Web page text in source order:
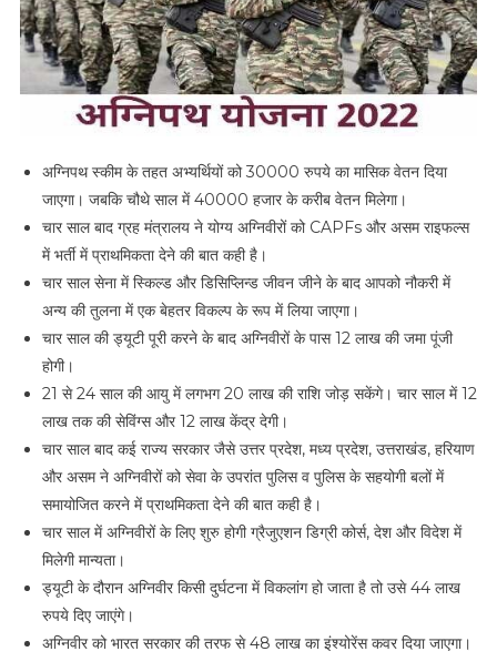
अग्निपथ स्कीम के तहत अभ्यर्थियों को 30000 रुपये का मासिक वेतन दिया
जाएगा। जबकि चौथे साल में 40000 हजार के करीब वेतन मिलेगा।
चार साल बाद ग्रह मंत्रालय ने योग्य अग्निवीरों को CAPFs और असम राइफल्स
में भर्ती में प्राथमिकता देने की बात कही है।
चार साल सेना में स्किल्ड और डिसिप्लिन्ड जीवन जीने के बाद आपको नौकरी में
अन्य की तुलना में एक बेहतर विकल्प के रूप में लिया जाएगा।
चार साल की ड्यूटी पूरी करने के बाद अग्निवीरों के पास 12 लाख की जमा पूंजी
होगी।
21 से 24 साल की आयु में लगभग 20 लाख की राशि जोड़ सकेंगे। चार साल में 12
लाख तक की सेविंग्स और 12 लाख केंद्र देगी।
चार साल बाद कई राज्य सरकार जैसे उत्तर प्रदेश, मध्य प्रदेश, उत्तराखंड, हरियाण
और असम ने अग्निवीरों को सेवा के उपरांत पुलिस व पुलिस के सहयोगी बलों में
समायोजित करने में प्राथमिकता देने की बात कही है।
चार साल में अग्निवीरों के लिए शुरु होगी ग्रैजुएशन डिग्री कोर्स, देश और विदेश में
मिलेगी मान्यता।
ड्यूटी के दौरान अग्निवीर किसी दुर्घटना में विकलांग हो जाता है तो उसे 44 लाख
रुपये दिए जाएंगे।
अग्निवीर को भारत सरकार की तरफ से 48 लाख का इंश्योरेंस कवर दिया जाएगा।